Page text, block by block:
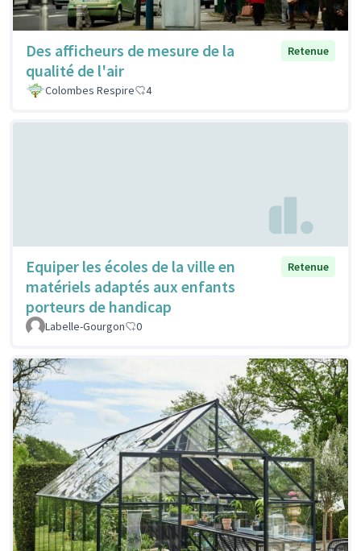
Des afficheurs de mesure de la
qualité de l'air
Retenue
Colombes Respire 4
Equiper les écoles de la ville en
matériels adaptés aux enfants
porteurs de handicap
Retenue
Labelle-Gourgon 0